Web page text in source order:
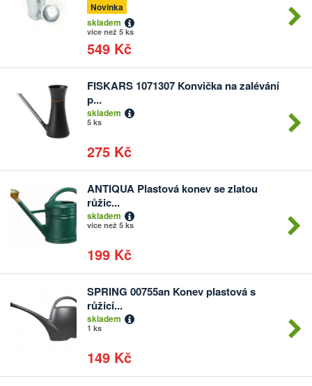
Novinka
skladem
více než 5 ks
549 Kč
FISKARS 1071307 Konvička na zalévání
p...
skladem
5 ks
275 Kč
Počet
ANTIQUA Plastová konev se zlatou
růžic...
skladem
více než 5 ks
199 Kč
Počet
SPRING 00755an Konev plastová s
růžicí...
skladem
1 ks
149 Kč
Počet